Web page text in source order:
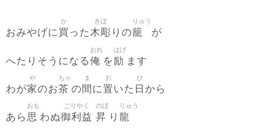
おみやげに買
か
った木彫
きぼ
りの籠
りゅう
が
へたりそうになる俺
おれ
を励
はげ
ます
わが家
や
のお茶
ちゃ
の間
ま
に置
お
いた 日
ひ
から
あら思
おも
わぬ御利益
ごりやく
昇
のぼ
り 龍
りゅう